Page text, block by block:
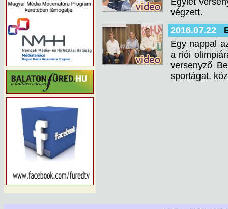
végzett.
2016.07.22
Egy nappal
a riói
versenyző
sportágat,